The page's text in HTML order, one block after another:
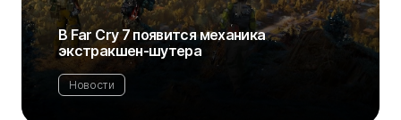
В Far Cry 7 появится механика
экстракшен-шутера
Новости